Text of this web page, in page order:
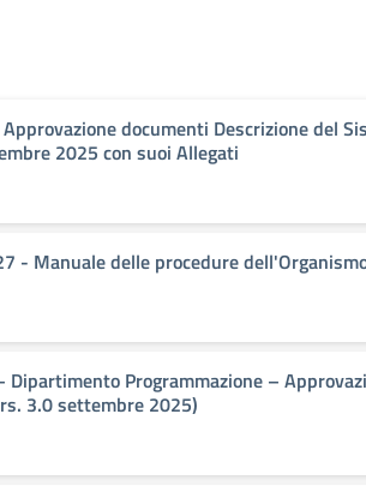
documenti Descrizione del
2025 con suoi Allegati
- Manuale delle procedure
Programmazione –
3.0 settembre 2025)